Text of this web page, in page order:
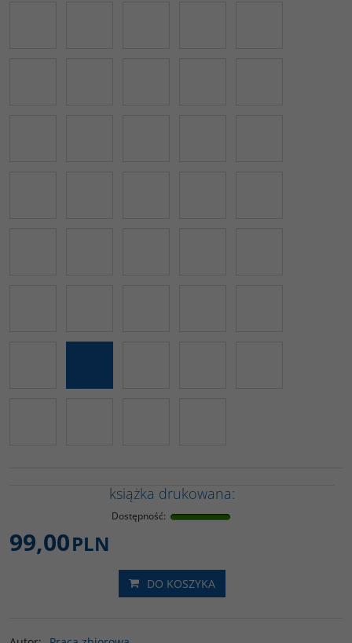
książka drukowana:
Dostępność:
99,00PLN
DO KOSZYKA